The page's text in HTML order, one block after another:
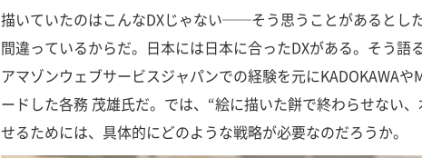
描いていたのはこんなDXじゃない──そう思うことがあるとし
間違っているからだ。日本には日本に合ったDXがある。そう語
アマゾンウェブサービスジャパンでの経験を元にKADOKAWAや
ードした各務 茂雄氏だ。では、“絵に描いた餅で終わらせない
せるためには、具体的にどのような戦略が必要なのだろうか。